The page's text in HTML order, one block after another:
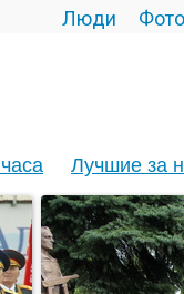
Люди Фото
Лучшие за